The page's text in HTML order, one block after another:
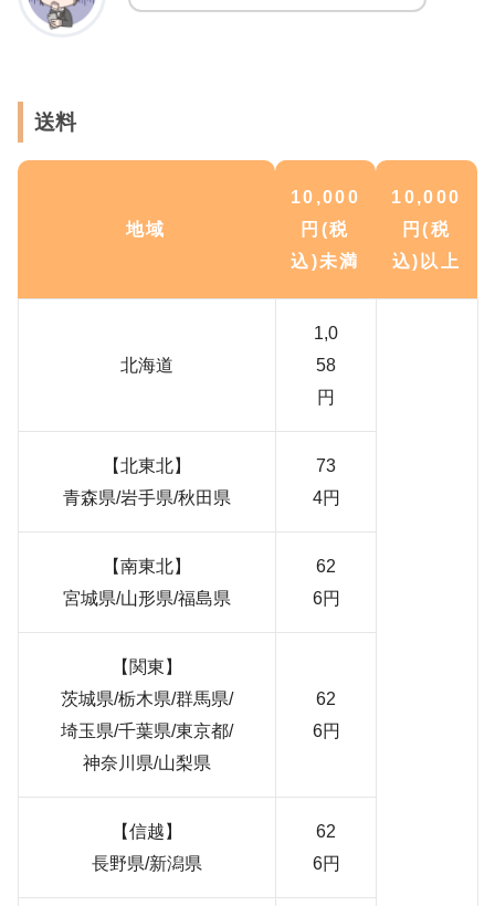
送料
地域
10,000
円(税
込)未満
10,000
円(税
込)以上
北海道
1,0
58
円
【北東北】
青森県/岩手県/秋田県
73
4円
【南東北】
宮城県/山形県/福島県
62
6円
【関東】
茨城県/栃木県/群馬県/
埼玉県/千葉県/東京都/
神奈川県/山梨県
62
6円
【信越】
長野県/新潟県
62
6円